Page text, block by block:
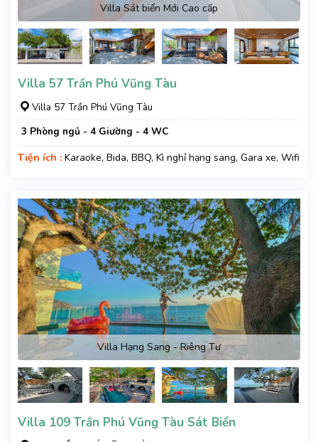
Villa Sát biển Mới Cao cấp
Villa 57 Trần Phú Vũng Tàu
Villa 57 Trần Phú Vũng Tàu
3 Phòng ngủ - 4 Giường - 4 WC
Tiện ích : Karaoke, Bida, BBQ, Kì nghỉ hạng sang, Gara xe, Wifi
Villa Hạng Sang - Riêng Tư
Villa 109 Trần Phú Vũng Tàu Sát Biển